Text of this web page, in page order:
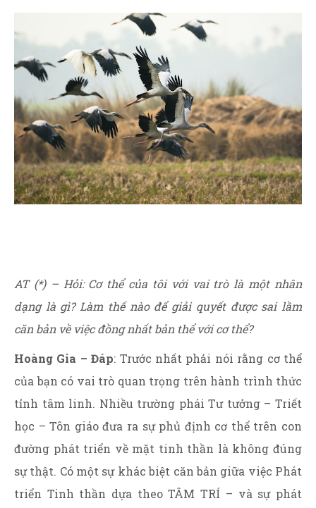
AT (*) – Hỏi: Cơ thể của tôi với vai trò là một nhân
dạng là gì? Làm thế nào để giải quyết được sai lầm
căn bản về việc đồng nhất bản thể với cơ thể?
Hoàng Gia – Đáp: Trước nhất phải nói rằng cơ thể
của bạn có vai trò quan trọng trên hành trình thức
tỉnh tâm linh. Nhiều trường phái Tư tưởng – Triết
học – Tôn giáo đưa ra sự phủ định cơ thể trên con
đường phát triển về mặt tinh thần là không đúng
sự thật. Có một sự khác biệt căn bản giữa việc Phát
triển Tinh thần dựa theo TÂM TRÍ – và sự phát